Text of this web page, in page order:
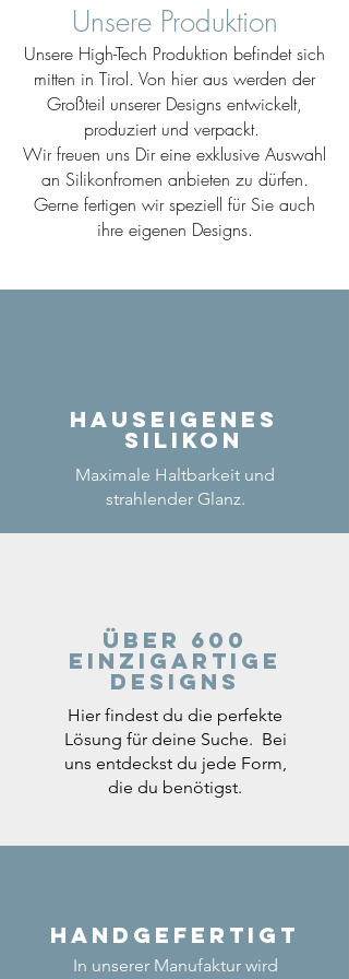
Unsere Produktion
Unsere High-Tech Produktion befindet sich
mitten in Tirol. Von hier aus werden der
Großteil unserer Designs entwickelt,
produziert und verpackt.
Wir freuen uns Dir eine exklusive Auswahl
an Silikonfromen anbieten zu dürfen.
Gerne fertigen wir speziell für Sie auch
ihre eigenen Designs.
Hauseigenes
Silikon
Maximale Haltbarkeit und
strahlender Glanz.
Über 600
einzigartige
Designs
Hier findest du die perfekte
Lösung für deine Suche. Bei
uns entdeckst du jede Form,
die du benötigst.
Handgefertigt
In unserer Manufaktur wird